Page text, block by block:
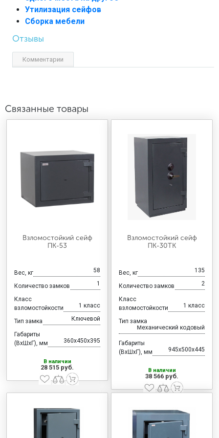
Утилизация сейфов
Сборка мебели
Отзывы
Комментарии
Связанные товары
Взломостойкий сейф
ПК-53
Вес, кг 58
Количество замков 1
Класс
взломостойкости
1 класс
Тип замка Ключевой
Габариты
(ВхШхГ), мм
360x450x395
В наличии
28 515 руб.
Взломостойкий сейф
ПК-30ТК
Вес, кг 135
Количество замков 2
Класс
взломостойкости
1 класс
Тип замка
Механический кодовый
Габариты
(ВхШхГ), мм
945x500x445
В наличии
38 566 руб.